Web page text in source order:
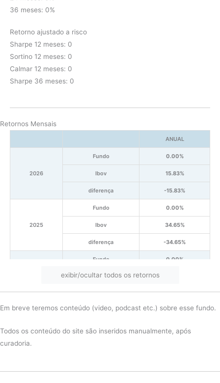
36 meses: 0%
Retorno ajustado a risco
Sharpe 12 meses: 0
Sortino 12 meses: 0
Calmar 12 meses: 0
Sharpe 36 meses: 0
Retornos Mensais
ANUAL
2026
Fundo 0.00%
Ibov 15.83%
diferença -15.83%
2025
Fundo 0.00%
Ibov 34.65%
diferença -34.65%
Fundo 0.00%
Ibov
diferença 7.21%
2023
Fundo -2.15%
Ibov 26.57%
exibir/ocultar todos os retornos
Em breve teremos conteúdo (video, podcast etc.) sobre esse fundo.
Todos os conteúdo do site são inseridos manualmente, após
curadoria.